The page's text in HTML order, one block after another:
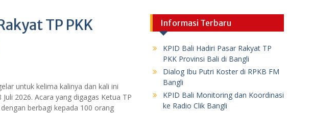
TP PKK
untuk kelima kalinya dan kali ini
2026. Acara yang digagas Ketua TP
berbagi kepada 100 orang
Informasi Terbaru
KPID Bali Hadiri Pasar Rakyat TP
PKK Provinsi Bali di Bangli
Dialog Ibu Putri Koster di RPKB FM
Bangli
KPID Bali Monitoring dan Koordinasi
ke Radio Clik Bangli